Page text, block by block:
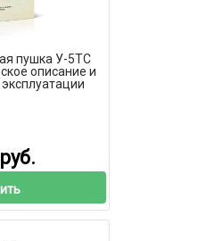
пушка У-5ТС
описание и